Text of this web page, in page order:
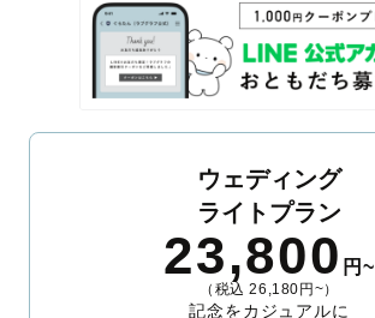
ウェディング
ライトプラン
23,800 円~
（税込 26,180円~）
記念をカジュアルに